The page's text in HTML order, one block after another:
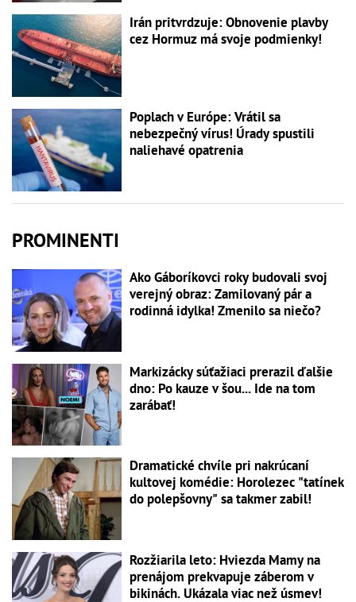
Irán pritvrdzuje: Obnovenie plavby
cez Hormuz má svoje podmienky!
Poplach v Európe: Vrátil sa
nebezpečný vírus! Úrady spustili
naliehavé opatrenia
PROMINENTI
Ako Gáboríkovci roky budovali svoj
verejný obraz: Zamilovaný pár a
rodinná idylka! Zmenilo sa niečo?
Markizácky súťažiaci prerazil ďalšie
dno: Po kauze v šou... Ide na tom
zarábať!
Dramatické chvíle pri nakrúcaní
kultovej komédie: Horolezec "tatínek
do polepšovny" sa takmer zabil!
Rozžiarila leto: Hviezda Mamy na
prenájom prekvapuje záberom v
bikinách. Ukázala viac než úsmev!